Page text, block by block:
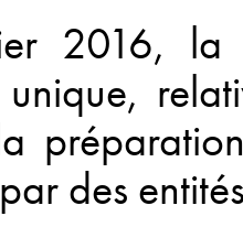
2016, la
des